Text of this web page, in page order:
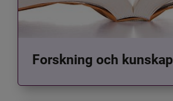
Forskning och kunskap